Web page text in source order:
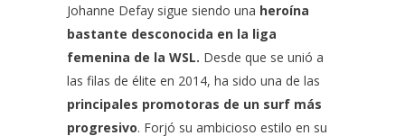
Johanne Defay sigue siendo una heroína
bastante desconocida en la liga
femenina de la WSL. Desde que se unió a
las filas de élite en 2014, ha sido una de las
principales promotoras de un surf más
progresivo. Forjó su ambicioso estilo en su